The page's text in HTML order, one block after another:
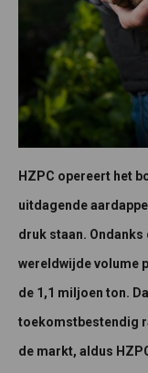
HZPC opereert het
uitdagende
druk staan.
wereldwijde volume
de 1,1 miljoen ton.
toekomstbestendig
de markt, aldus